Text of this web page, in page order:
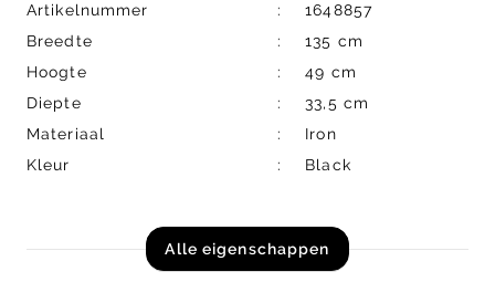
Artikelnummer
1648857
Breedte
135 cm
Hoogte
49 cm
Diepte
33,5 cm
Materiaal
Iron
Kleur
Black
Alle eigenschappen